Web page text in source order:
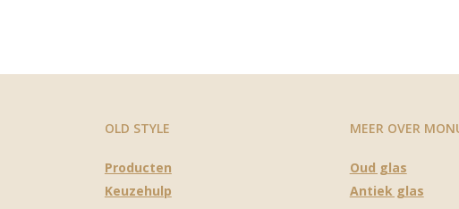
OLD STYLE
Producten
Keuzehulp
MEER OVER
Oud glas
Antiek glas